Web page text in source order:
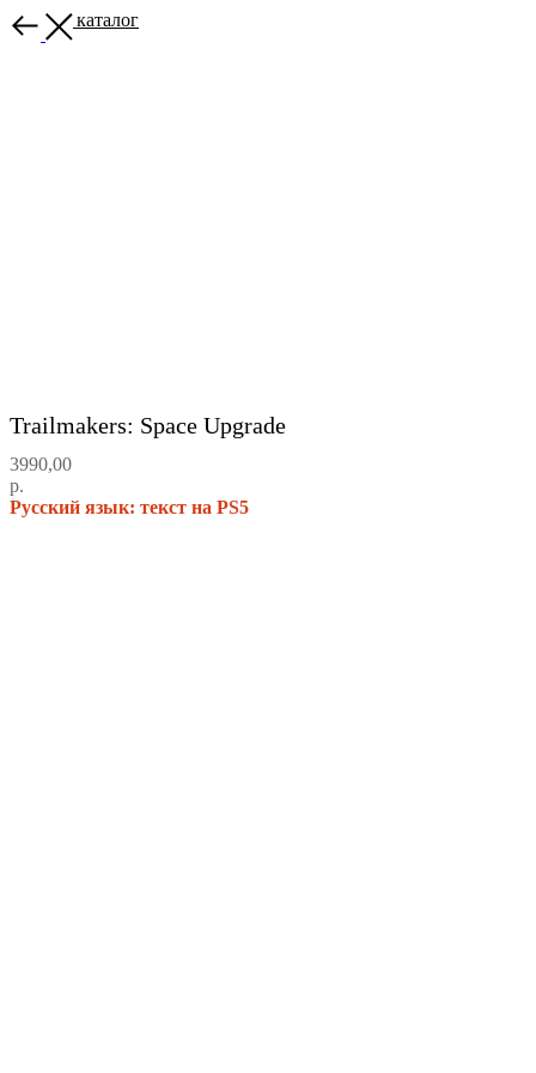
Назад в каталог
Trailmakers: Space Upgrade
3990,00
р.
Русский язык: текст на PS5